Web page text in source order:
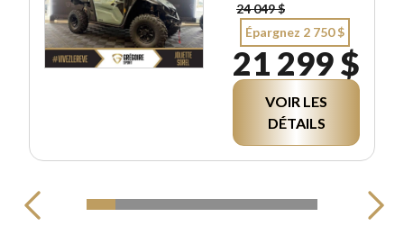
24 049 $
Épargnez 2 750 $
21 299 $
VOIR LES
DÉTAILS